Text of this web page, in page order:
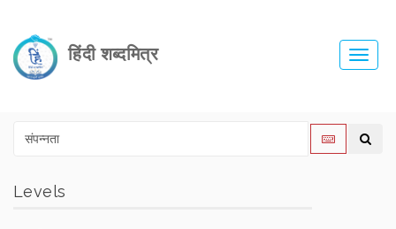
हिंदी शब्दमित्र
Levels